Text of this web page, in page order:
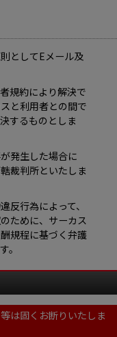
としてEメール及
規約により解決で
と利用者との間で
するものとしま
発生した場合に
裁判所といたしま
反行為によって、
ために、サーカス
規程に基づく弁護
。
は固くお断りいたしま